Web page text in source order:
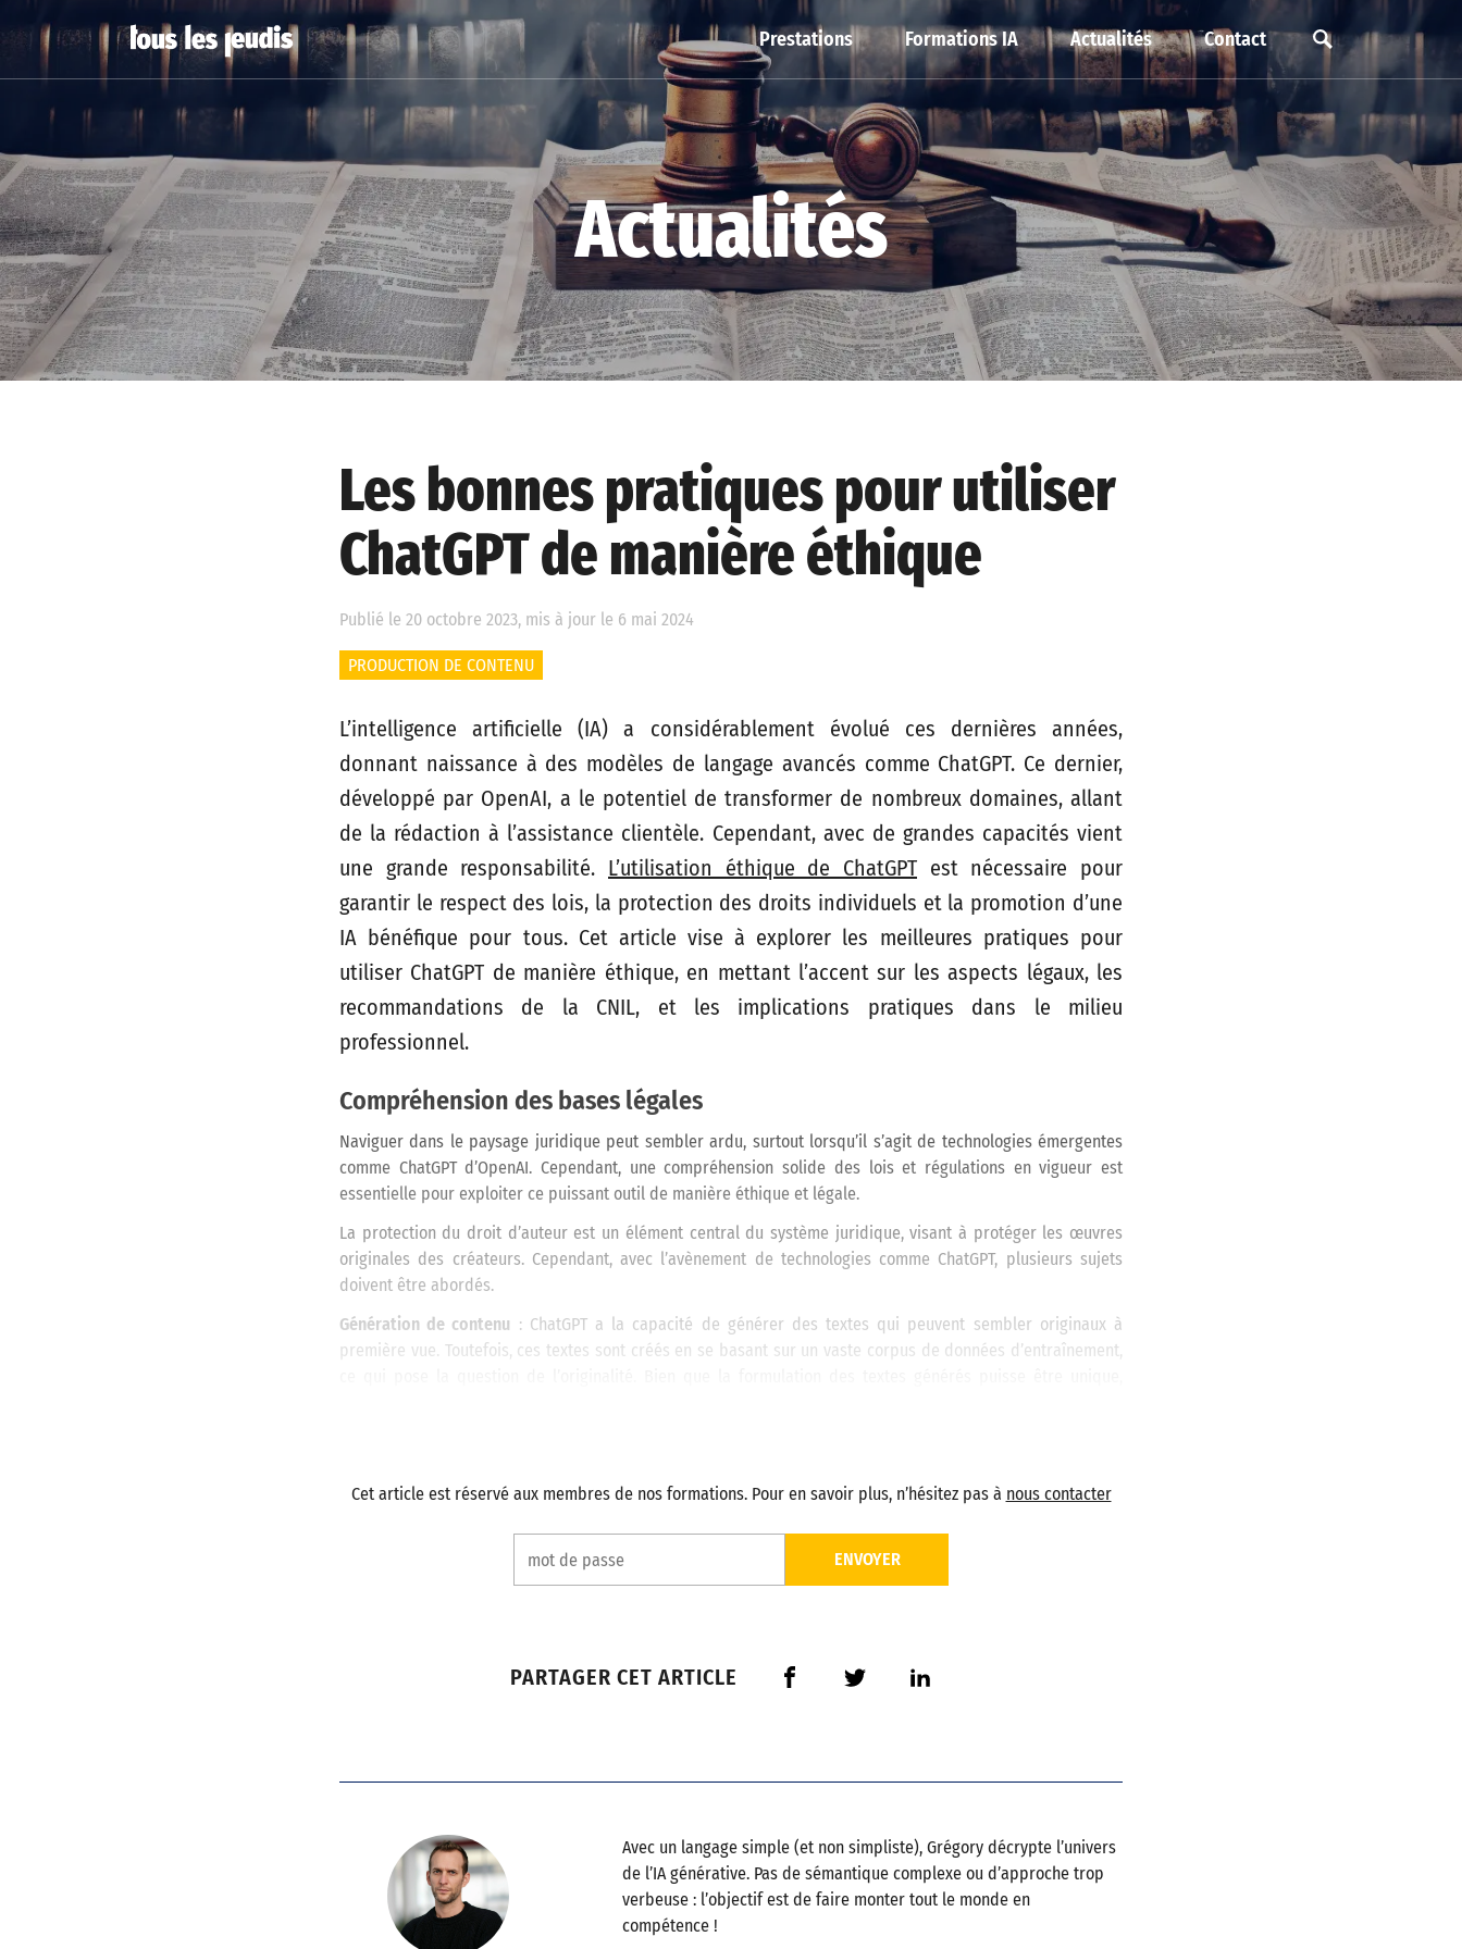
Prestations Formations IA Actualités Contact
Actualités
Les bonnes pratiques pour utiliser
ChatGPT de manière éthique
Publié le 20 octobre 2023, mis à jour le 6 mai 2024
PRODUCTION DE CONTENU
L’intelligence artificielle (IA) a considérablement évolué ces dernières années,
donnant naissance à des modèles de langage avancés comme ChatGPT. Ce dernier,
développé par OpenAI, a le potentiel de transformer de nombreux domaines, allant
de la rédaction à l’assistance clientèle. Cependant, avec de grandes capacités vient
une grande responsabilité. L’utilisation éthique de ChatGPT est nécessaire pour
garantir le respect des lois, la protection des droits individuels et la promotion d’une
IA bénéfique pour tous. Cet article vise à explorer les meilleures pratiques pour
utiliser ChatGPT de manière éthique, en mettant l’accent sur les aspects légaux, les
recommandations de la CNIL, et les implications pratiques dans le milieu
professionnel.
Compréhension des bases légales
Naviguer dans le paysage juridique peut sembler ardu, surtout lorsqu’il s’agit de technologies émergentes
comme ChatGPT d’OpenAI. Cependant, une compréhension solide des lois et régulations en vigueur est
essentielle pour exploiter ce puissant outil de manière éthique et légale.
La protection du droit d’auteur est un élément central du système juridique, visant à protéger les œuvres
originales des créateurs. Cependant, avec l’avènement de technologies comme ChatGPT, plusieurs sujets
doivent être abordés.
Génération de contenu : ChatGPT a la capacité de générer des textes qui peuvent sembler originaux à
première vue. Toutefois, ces textes sont créés en se basant sur un vaste corpus de données d’entraînement,
Cet article est réservé aux membres de nos formations. Pour en savoir plus, n’hésitez pas à nous contacter
PARTAGER CET ARTICLE
Avec un langage simple (et non simpliste), Grégory décrypte l’univers
de l’IA générative. Pas de sémantique complexe ou d’approche trop
verbeuse : l’objectif est de faire monter tout le monde en
compétence !